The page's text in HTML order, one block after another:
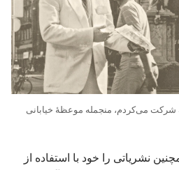
می‌کردم،‏ منجمله موعظهٔ خیابانی
نشریاتی را خود با استفاده از